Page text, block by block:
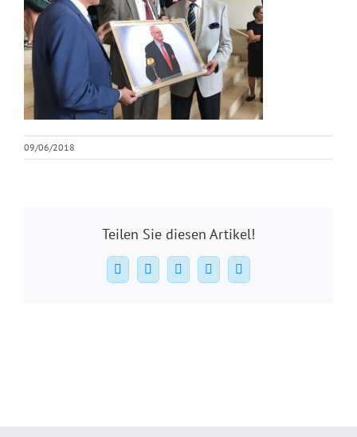
09/06/2018
Teilen Sie diesen Artikel!
Facebook
X WhatsAppPinterest
E-
Mail